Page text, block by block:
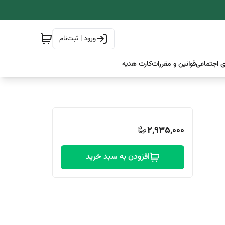
ورود | ثبت‌نام
اجتماعیقوانین و مقرراتکارت هدیه
2,935,000
افزودن به سبد خرید